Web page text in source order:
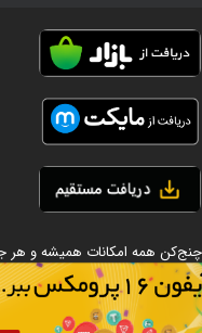
چنج‌کن همه امکانات همیشه و
© 2026 All rights reserved